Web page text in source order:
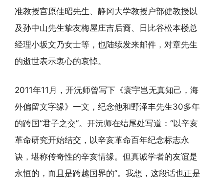
准教授宫原佳昭先生、静冈大学教授户部健教授以
及孙中山先生挚友梅屋庄吉后裔、日比谷松本楼总
经理小坂文乃女士等，也陆续发来邮件，对章先生
的逝世表示衷心的哀悼。
2011年11月，开沅师曾写下《寰宇岂无真知己，海
外偏留文字缘》一文，纪念他和野泽丰先生30多年
的跨国“君子之交”。开沅师在结尾处写道：“以辛亥
革命研究开始结交，以辛亥革命百年纪念标志永
诀，堪称传奇性的辛亥情缘。但真诚学者的友谊是
永恒的，而且是跨越国界的”。我想，这段话也正是